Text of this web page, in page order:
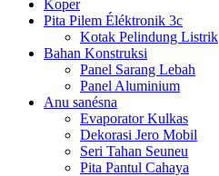
Koper
Pita Pilem Éléktronik 3c
Kotak Pelindung Listrik
Bahan Konstruksi
Panel Sarang Lebah
Panel Aluminium
Anu sanésna
Evaporator Kulkas
Dekorasi Jero Mobil
Seri Tahan Seuneu
Pita Pantul Cahaya